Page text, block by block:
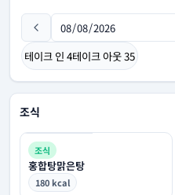
테이크 인 4테이크 아웃35
조식
조식
홍합탕맑은탕
180 kcal